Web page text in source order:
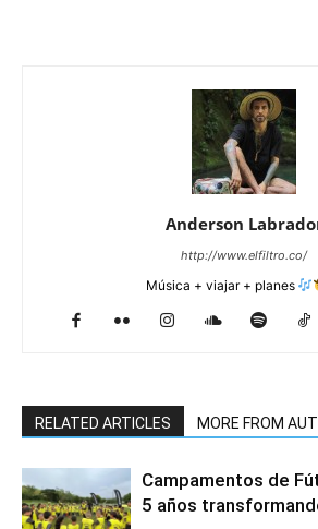
Anderson
http://www.elfiltro.co/
Música + viajar + planes
RELATED ARTICLES MORE FROM
Campamentos de
5 años